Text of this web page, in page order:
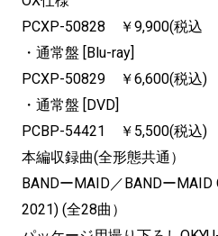
PCXP-50828 ￥9,900(税込
・通常盤 [Blu-ray]
PCXP-50829 ￥6,600(税込)
・通常盤 [DVD]
PCBP-54421 ￥5,500(税込)
本編収録曲(全形態共通）
BANDーMAID／BANDーMAID
2021) (全28曲）